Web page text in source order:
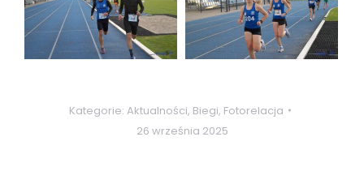
Kategorie: Aktualności, Biegi, Fotorelacja
26 września 2025